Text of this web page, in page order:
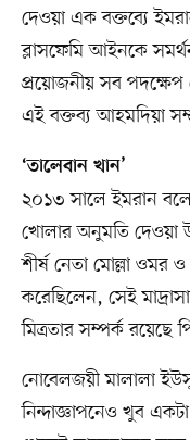
দেওয়া এক বক্তব্যে
ব্লাসফেমি আইনকে
প্রয়োজনীয় সব পদক্ষেপ
এই বক্তব্য আহমদিয়া
‘তালেবান খান’
২০১৩ সালে ইমরান
খোলার অনুমতি দেওয়া
শীর্ষ নেতা মোল্লা ওমর
করেছিলেন, সেই
মিত্রতার সম্পর্ক রয়েছে
নোবেলজয়ী মালালা
নিন্দাজ্ঞাপনেও খুব